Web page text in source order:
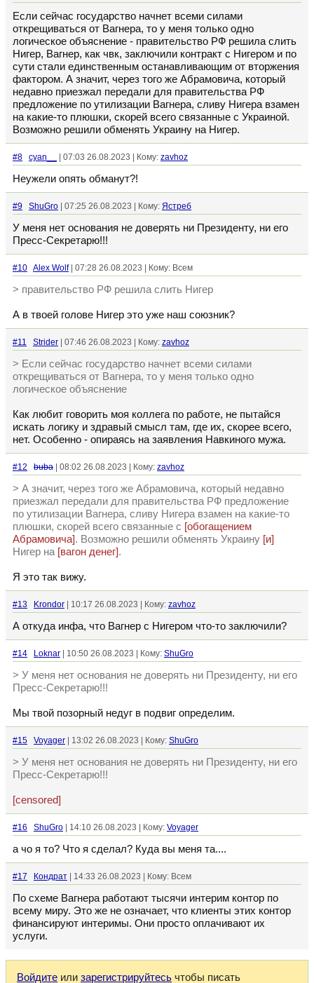
Если сейчас государство начнет всеми силами
открещиваться от Вагнера, то у меня только одно
логическое объяснение - правительство РФ решила слить
Нигер, Вагнер, как чвк, заключили контракт с Нигером и по
сути стали единственным останавливающим от вторжения
фактором. А значит, через того же Абрамовича, который
недавно приезжал передали для правительства РФ
предложение по утилизации Вагнера, сливу Нигера взамен
на какие-то плюшки, скорей всего связанные с Украиной.
Возможно решили обменять Украину на Нигер.
#8 cyan__ | 07:03 26.08.2023 | Кому: zavhoz
Неужели опять обманут?!
#9 ShuGro | 07:25 26.08.2023 | Кому: Ястреб
У меня нет основания не доверять ни Президенту, ни его
Пресс-Секретарю!!!
#10 Alex Wolf| 07:28 26.08.2023 | Кому: Всем
> правительство РФ решила слить Нигер
А в твоей голове Нигер это уже наш союзник?
#11 Strider | 07:46 26.08.2023 | Кому: zavhoz
> Если сейчас государство начнет всеми силами
открещиваться от Вагнера, то у меня только одно
логическое объяснение
Как любит говорить моя коллега по работе, не пытайся
искать логику и здравый смысл там, где их, скорее всего,
нет. Особенно - опираясь на заявления Навкиного мужа.
#12 buba | 08:02 26.08.2023 | Кому: zavhoz
> А значит, через того же Абрамовича, который недавно
приезжал передали для правительства РФ предложение
по утилизации Вагнера, сливу Нигера взамен на какие-то
плюшки, скорей всего связанные с [обогащением
Абрамовича]. Возможно решили обменять Украину [и]
Нигер на [вагон денег].
Я это так вижу.
#13 Krondor | 10:17 26.08.2023 | Кому: zavhoz
А откуда инфа, что Вагнер с Нигером что-то заключили?
#14 Loknar | 10:50 26.08.2023 | Кому: ShuGro
> У меня нет основания не доверять ни Президенту, ни его
Пресс-Секретарю!!!
Мы твой позорный недуг в подвиг определим.
#15 Voyager | 13:02 26.08.2023 | Кому: ShuGro
> У меня нет основания не доверять ни Президенту, ни его
Пресс-Секретарю!!!
[censored]
#16 ShuGro | 14:10 26.08.2023 | Кому: Voyager
а чо я то? Что я сделал? Куда вы меня та....
#17 Кондрат | 14:33 26.08.2023 | Кому: Всем
По схеме Вагнера работают тысячи интерим контор по
всему миру. Это же не означает, что клиенты этих контор
финансируют интеримы. Они просто оплачивают их
услуги.
Войдите или зарегистрируйтесь чтобы писать